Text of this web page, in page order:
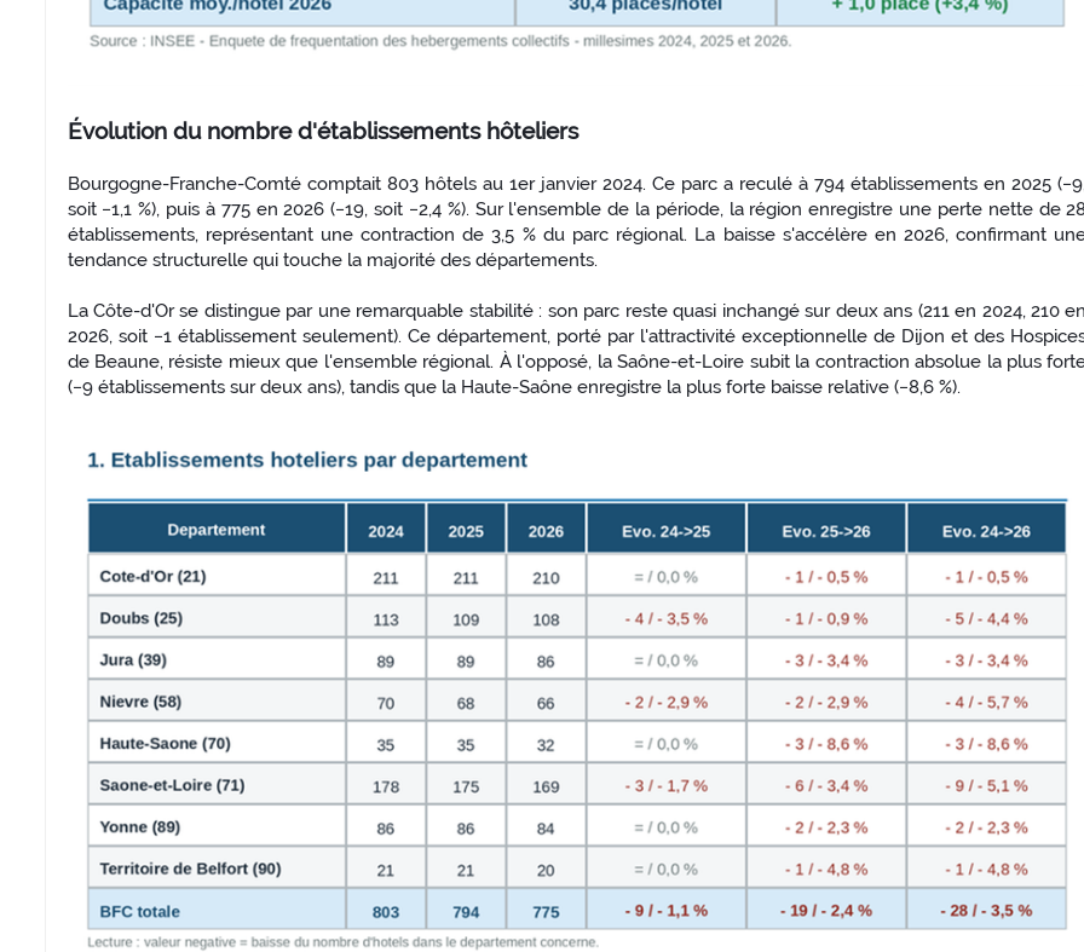
Évolution du nombre d'établissements hôteliers
Bourgogne-Franche-Comté comptait 803 hôtels au 1er janvier 2024. Ce parc a reculé à 794 établissements en 2025
soit −1,1 %), puis à 775 en 2026 (−19, soit −2,4 %). Sur l'ensemble de la période, la région enregistre une perte nette de
établissements, représentant une contraction de 3,5 % du parc régional. La baisse s'accélère en 2026, confirmant
tendance structurelle qui touche la majorité des départements.
La Côte-d'Or se distingue par une remarquable stabilité : son parc reste quasi inchangé sur deux ans (211 en 2024, 210 en
2026, soit −1 établissement seulement). Ce département, porté par l'attractivité exceptionnelle de Dijon et des
de Beaune, résiste mieux que l'ensemble régional. À l'opposé, la Saône-et-Loire subit la contraction absolue la plus
(−9 établissements sur deux ans), tandis que la Haute-Saône enregistre la plus forte baisse relative (−8,6 %).